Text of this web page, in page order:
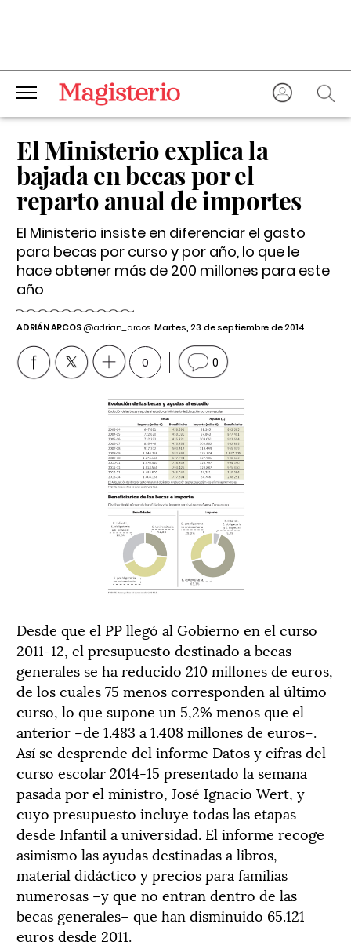
El Ministerio explica la
bajada en becas por el
reparto anual de importes
El Ministerio insiste en diferenciar el gasto
para becas por curso y por año, lo que le
hace obtener más de 200 millones para este
año
ADRIÁN ARCOS@adrian_arcos Martes, 23 de septiembre de 2014
0 0
Desde que el PP llegó al Gobierno en el curso
2011-12, el presupuesto destinado a becas
generales se ha reducido 210 millones de euros,
de los cuales 75 menos corresponden al último
curso, lo que supone un 5,2% menos que el
anterior –de 1.483 a 1.408 millones de euros–.
Así se desprende del informe Datos y cifras del
curso escolar 2014-15 presentado la semana
pasada por el ministro, José Ignacio Wert, y
cuyo presupuesto incluye todas las etapas
desde Infantil a universidad. El informe recoge
asimismo las ayudas destinadas a libros,
material didáctico y precios para familias
numerosas –y que no entran dentro de las
becas generales– que han disminuido 65.121
euros desde 2011.